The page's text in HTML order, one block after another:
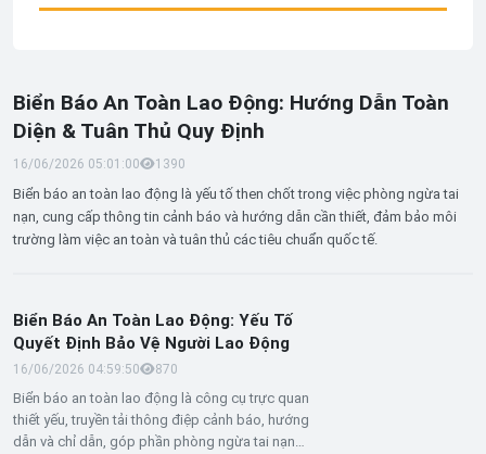
Biển Báo An Toàn Lao Động: Hướng Dẫn Toàn
Diện & Tuân Thủ Quy Định
16/06/2026 05:01:00 1390
Biển báo an toàn lao động là yếu tố then chốt trong việc phòng ngừa tai
nạn, cung cấp thông tin cảnh báo và hướng dẫn cần thiết, đảm bảo môi
trường làm việc an toàn và tuân thủ các tiêu chuẩn quốc tế.
Biển Báo An Toàn Lao Động: Yếu Tố
Quyết Định Bảo Vệ Người Lao Động
16/06/2026 04:59:50 870
Biển báo an toàn lao động là công cụ trực quan
thiết yếu, truyền tải thông điệp cảnh báo, hướng
dẫn và chỉ dẫn, góp phần phòng ngừa tai nạn